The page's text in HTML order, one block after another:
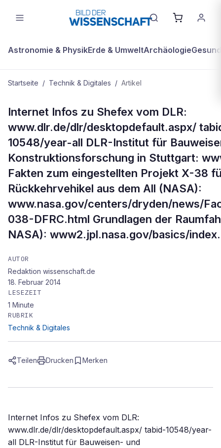
Astronomie & PhysikErde & UmweltArchäologie
Startseite / Technik & Digitales / Artikel
Mehr zum Thema
Internet Infos zu Shefex vom DLR:
www.dlr.de/dlr/desktopdefault.aspx/
10548/year-all DLR-Institut für
Konstruktionsforschung in Stuttgart:
Fakten zum eingestellten Projekt X-38
Rückkehrvehikel aus dem All (NASA):
www.nasa.gov/centers/dryden/news/
038-DFRC.html Grundlagen der
NASA): www2.jpl.nasa.gov/basics/
AUTOR
Redaktion wissenschaft.de
18. Februar 2014
LESEZEIT
1 Minute
RUBRIK
Technik & Digitales
Teilen Drucken Merken
Internet Infos zu Shefex vom DLR:
www.dlr.de/dlr/desktopdefault.aspx/ tabid-10548/year-
all DLR-Institut für Bauweisen- und